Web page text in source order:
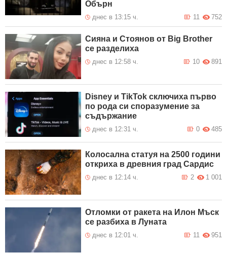
Обърн
днес в 13:15 ч. 752
11
Сияна и Стоянов от Big Brother
се разделиха
днес в 12:58 ч. 891
10
Disney и TikTok сключиха първо
по рода си споразумение за
съдържание
днес в 12:31 ч. 485
0
Колосална статуя на 2500 години
откриха в древния град Сардис
днес в 12:14 ч. 1 001
2
Отломки от ракета на Илон Мъск
се разбиха в Луната
днес в 12:01 ч. 951
11